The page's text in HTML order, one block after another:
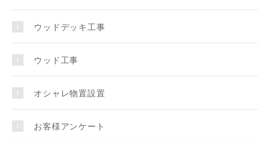
ウッドデッキ工事
ウッド工事
オシャレ物置設置
お客様アンケート